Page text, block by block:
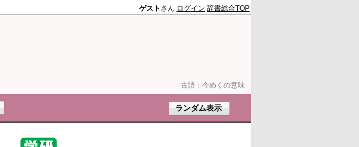
古語： 今めくの意味
ゲスト さん ログイン 辞書総合TOP